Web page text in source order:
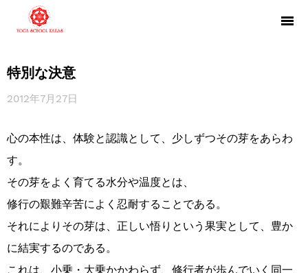
特別な決意
2012年7月27日
心の本性は、体験と認識として、少しずつその芽をあらわ
す。
その芽をよく育てる水分や温度とは、
修行の艱難辛苦によく忍耐することである。
それによりその芽は、正しい悟りという果実として、豊か
に結実するのである。
これは、小乗・大乗かかわらず、修行者が歩んでいく同一